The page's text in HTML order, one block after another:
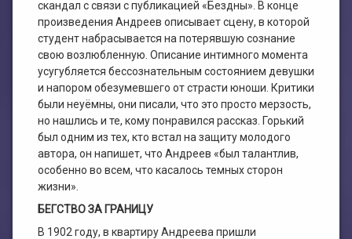
скандал с связи с публикацией «Бездны». В конце
произведения Андреев описывает сцену, в которой
студент набрасывается на потерявшую сознание
свою возлюбленную. Описание интимного момента
усугубляется бессознательным состоянием девушки
и напором обезумевшего от страсти юноши. Критики
были неуёмны, они писали, что это просто мерзость,
но нашлись и те, кому понравился рассказ. Горький
был одним из тех, кто встал на защиту молодого
автора, он напишет, что Андреев «был талантлив,
особенно во всем, что касалось темных сторон
жизни».
БЕГСТВО ЗА ГРАНИЦУ
В 1902 году, в квартиру Андреева пришли